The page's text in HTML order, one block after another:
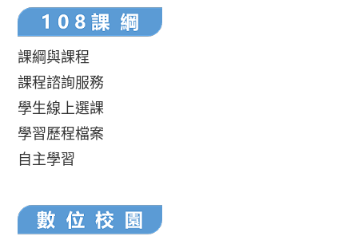
課綱與課程
課程諮詢服務
學生線上選課
學習歷程檔案
自主學習